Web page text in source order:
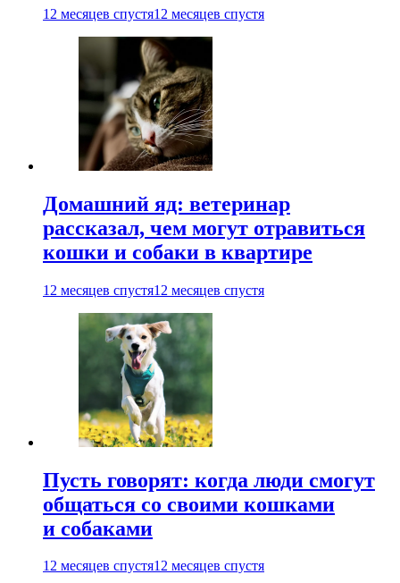
12 месяцев спустя12 месяцев спустя
Домашний яд: ветеринар
рассказал, чем могут отравиться
кошки и собаки в квартире
12 месяцев спустя12 месяцев спустя
Пусть говорят: когда люди смогут
общаться со своими кошками
и собаками
12 месяцев спустя12 месяцев спустя